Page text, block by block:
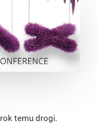
temu drogi.